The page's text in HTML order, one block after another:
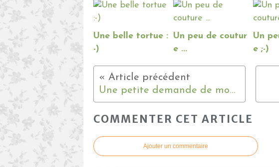
Une belle tortue :
-)
Un peu de coutur
e ...
Un
e ;-)
Une petite demande de mon homme ;-)
COMMENTER CET ARTICLE
Ajouter un commentaire